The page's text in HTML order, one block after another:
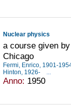
Nuclear physics
a course given
Chicago
Fermi, Enrico, 1901-
Hinton, 1926-
...
Anno: 1950